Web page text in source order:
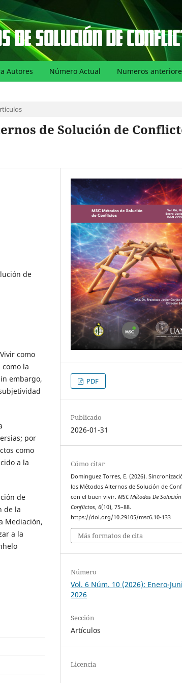
Autores Número Actual Numeros
de Solución de
de
como
la
embargo,
por
como
a la
de
de la
Mediación,
a la
PDF
Publicado
2026-01-31
Cómo citar
Dominguez Torres, E. (2026).
los Métodos Alternos de Solución de
con el buen vivir.MSC Métodos De Solución
Conflictos,6(10), 75–88.
https://doi.org/10.29105/msc6.10-133
Más formatos de cita
Número
Vol. 6 Núm. 10 (2026): Enero-
2026
Sección
Artículos
Licencia